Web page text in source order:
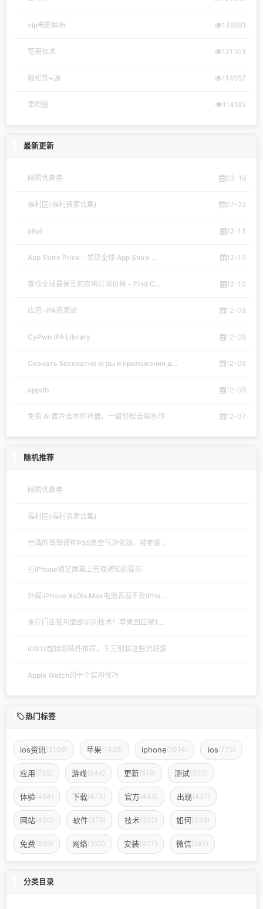
vip电影解析 149691
宅哥技术 121103
轻松签+源 114557
果粉圈 114182
最新更新
网购优惠券 03-19
福利区(福利资源合集) 07-22
olioli 12-13
App Store Price - 发现全球 App Store ... 12-10
查找全球最便宜的应用订阅价格 - Find C... 12-10
应用-iPA资源站 12-08
CyPwn IPA Library 12-08
Скачать бесплатно игры и приложения д... 12-08
appdb 12-08
免费 AI 图片去水印神器，一键轻松去除水印 12-07
随机推荐
网购优惠券
福利区(福利资源合集)
台湾的哥哥谎称PS5是空气净化器，被老婆...
在iPhone锁定屏幕上管理通知的提示
外媒:iPhone Xs/Xs Max电池表现不及iPho...
未在门店使用面部识别技术！苹果回应被1...
iOS12越狱源插件推荐，千万别装这些流氓源
Apple Watch的十个实用技巧
热门标签
ios资讯 (3108) 苹果(1426) iphone(1014) ios(775)
应用(735) 游戏(644) 更新(519) 测试(503)
体验(484) 下载(473) 官方(445) 出现(437)
网站(400) 软件(379) 技术(352) 如何(349)
免费(336) 网络(322) 安装(307) 微信(287)
分类目录